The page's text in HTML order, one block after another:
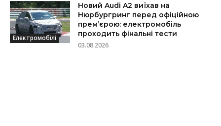
Електромобілі
Новий Audi A2 виїхав на
Нюрбургринг перед офіційною
прем’єрою: електромобіль
проходить фінальні тести
03.08.2026